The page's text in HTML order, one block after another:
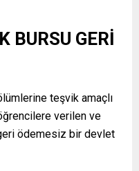
BURSU GERİ
teşvik amaçlı
verilen ve
ödemesiz bir devlet